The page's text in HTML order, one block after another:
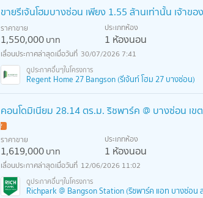
ขายรีเจ้นโฮมบางซ่อน เพียง 1.55 ล้านเท่านั้น เจ้าขอ
ราคาขาย
1,550,000บาท
ประเภทห้อง
1 ห้องนอน
30/07/2026 7:41
Regent Home 27 Bangson (รีเจ้นท์ โฮม 27 บางซ่อน)
คอนโดมิเนียม 28.14 ตร.ม. ริชพาร์ค @ บางซ่อน เ
!
ราคาขาย
1,619,000บาท
ประเภทห้อง
1 ห้องนอน
12/06/2026 11:02
Richpark @ Bangson Station (ริชพาร์ค แอท บางซ่อน